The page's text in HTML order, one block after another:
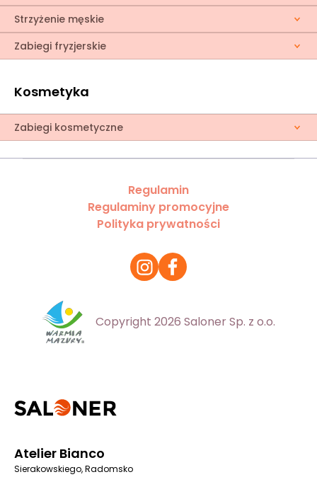
Strzyżenie męskie
Zabiegi fryzjerskie
Kosmetyka
Zabiegi kosmetyczne
Regulamin
Regulaminy promocyjne
Polityka prywatności
Copyright 2026 Saloner Sp. z o.o.
Atelier Bianco
Sierakowskiego, Radomsko